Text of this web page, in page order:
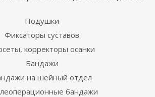
Подушки
Фиксаторы суставов
корректоры осанки
Бандажи
на шейный отдел
бандажи